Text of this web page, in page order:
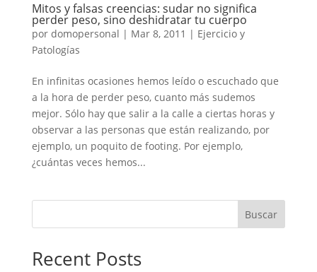
Mitos y falsas creencias: sudar no significa
perder peso, sino deshidratar tu cuerpo
por domopersonal | Mar 8, 2011 | Ejercicio y
Patologías
En infinitas ocasiones hemos leído o escuchado que
a la hora de perder peso, cuanto más sudemos
mejor. Sólo hay que salir a la calle a ciertas horas y
observar a las personas que están realizando, por
ejemplo, un poquito de footing. Por ejemplo,
¿cuántas veces hemos...
Buscar
Recent Posts